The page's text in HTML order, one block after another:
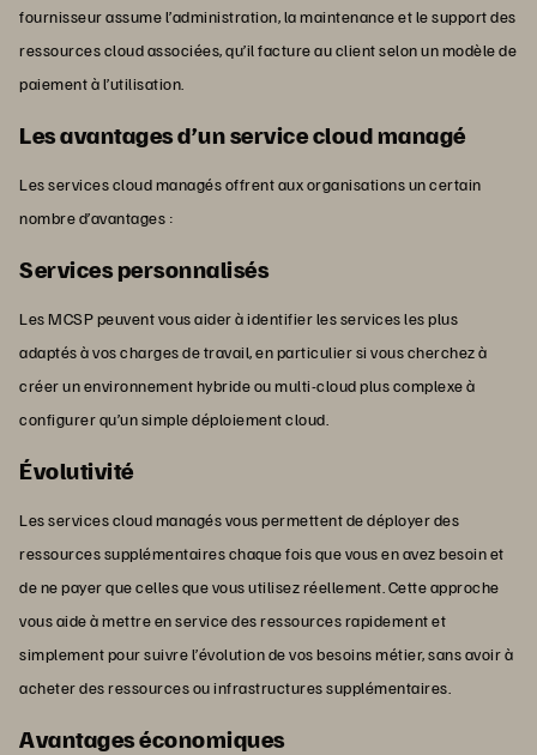
fournisseur assume l’administration, la maintenance et le support des
ressources cloud associées, qu’il facture au client selon un modèle de
paiement à l’utilisation.
Les avantages d’un service cloud managé
Les services cloud managés offrent aux organisations un certain
nombre d’avantages :
Services personnalisés
Les MCSP peuvent vous aider à identifier les services les plus
adaptés à vos charges de travail, en particulier si vous cherchez à
créer un environnement hybride ou multi-cloud plus complexe à
configurer qu’un simple déploiement cloud.
Évolutivité
Les services cloud managés vous permettent de déployer des
ressources supplémentaires chaque fois que vous en avez besoin et
de ne payer que celles que vous utilisez réellement. Cette approche
vous aide à mettre en service des ressources rapidement et
simplement pour suivre l’évolution de vos besoins métier, sans avoir à
acheter des ressources ou infrastructures supplémentaires.
Avantages économiques